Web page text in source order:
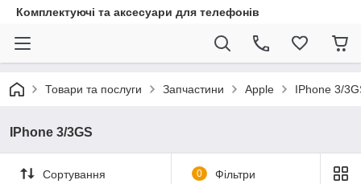
Комплектуючі та аксесуари для телефонів
Товари та послуги Запчастини Apple IPhone 3/
IPhone 3/3GS
Сортування 0 Фільтри